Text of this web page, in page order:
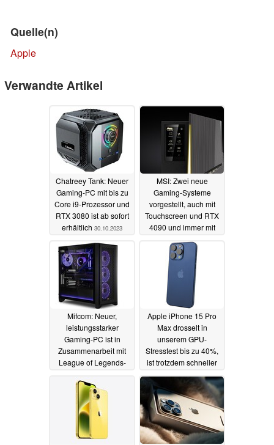
Quelle(n)
Apple
Verwandte Artikel
Chatreey Tank: Neuer
Gaming-PC mit bis zu
Core i9-Prozessor und
RTX 3080 ist ab sofort
erhältlich 30.10.2023
MSI: Zwei neue
Gaming-Systeme
vorgestellt, auch mit
Touchscreen und RTX
4090 und immer mit
19.10.2023
Mifcom: Neuer,
leistungsstarker
Gaming-PC ist in
Zusammenarbeit mit
League of Legends-
und ab sofort erhältlich
29.09.2023
Apple iPhone 15 Pro
Max drosselt in
unserem GPU-
Stresstest bis zu 40%,
ist trotzdem schneller
28.09.2023